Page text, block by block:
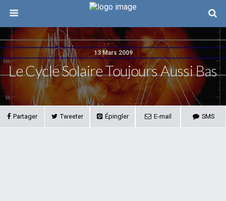
13 Mars 2009
Le Cycle Solaire Toujours Aussi Bas
Partager Tweeter Épingler E-mail SMS